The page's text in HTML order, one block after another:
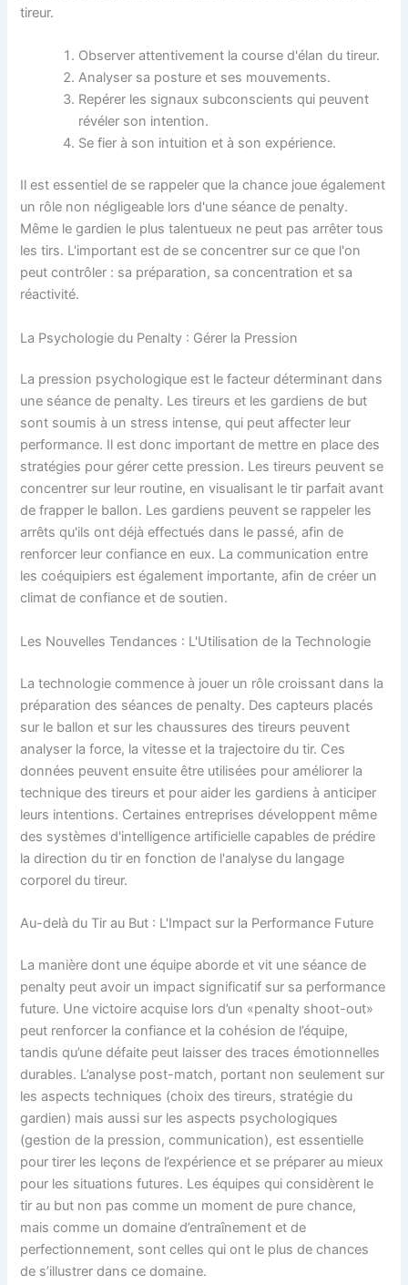
tireur.
Observer attentivement la course d'élan du tireur.
Analyser sa posture et ses mouvements.
Repérer les signaux subconscients qui peuvent
révéler son intention.
Se fier à son intuition et à son expérience.
Il est essentiel de se rappeler que la chance joue également
un rôle non négligeable lors d'une séance de penalty.
Même le gardien le plus talentueux ne peut pas arrêter tous
les tirs. L'important est de se concentrer sur ce que l'on
peut contrôler : sa préparation, sa concentration et sa
réactivité.
La Psychologie du Penalty : Gérer la Pression
La pression psychologique est le facteur déterminant dans
une séance de penalty. Les tireurs et les gardiens de but
sont soumis à un stress intense, qui peut affecter leur
performance. Il est donc important de mettre en place des
stratégies pour gérer cette pression. Les tireurs peuvent se
concentrer sur leur routine, en visualisant le tir parfait avant
de frapper le ballon. Les gardiens peuvent se rappeler les
arrêts qu'ils ont déjà effectués dans le passé, afin de
renforcer leur confiance en eux. La communication entre
les coéquipiers est également importante, afin de créer un
climat de confiance et de soutien.
Les Nouvelles Tendances : L'Utilisation de la Technologie
La technologie commence à jouer un rôle croissant dans la
préparation des séances de penalty. Des capteurs placés
sur le ballon et sur les chaussures des tireurs peuvent
analyser la force, la vitesse et la trajectoire du tir. Ces
données peuvent ensuite être utilisées pour améliorer la
technique des tireurs et pour aider les gardiens à anticiper
leurs intentions. Certaines entreprises développent même
des systèmes d'intelligence artificielle capables de prédire
la direction du tir en fonction de l'analyse du langage
corporel du tireur.
Au-delà du Tir au But : L'Impact sur la Performance Future
La manière dont une équipe aborde et vit une séance de
penalty peut avoir un impact significatif sur sa performance
future. Une victoire acquise lors d’un «penalty shoot-out»
peut renforcer la confiance et la cohésion de l’équipe,
tandis qu’une défaite peut laisser des traces émotionnelles
durables. L’analyse post-match, portant non seulement sur
les aspects techniques (choix des tireurs, stratégie du
gardien) mais aussi sur les aspects psychologiques
(gestion de la pression, communication), est essentielle
pour tirer les leçons de l’expérience et se préparer au mieux
pour les situations futures. Les équipes qui considèrent le
tir au but non pas comme un moment de pure chance,
mais comme un domaine d’entraînement et de
perfectionnement, sont celles qui ont le plus de chances
de s’illustrer dans ce domaine.